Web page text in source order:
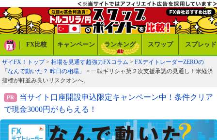
FX比較 キャンペーン ランキング スワップ スプレッド
ザイFX！トップ> 相場を見通す超強力FXコラム > FXデイトレーダーZEROの
「なんで動いた？ 昨日の相場」
> 一転ギリシャ第２次支援承認の見通し！米経済
指標が軒並み良いリスクオンへ。
当サイト口座開設申込限定キャンペーン中！条件クリア
で現金3000円がもらえる！